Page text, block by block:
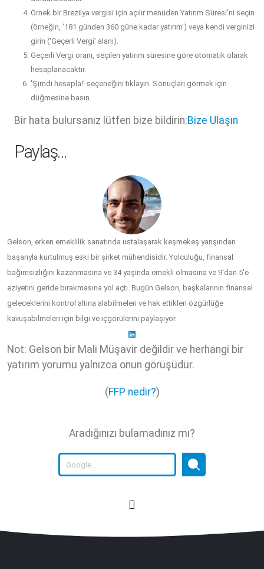
Örnek bir Brezilya vergisi için açılır menüden Yatırım Süresi'ni seçin
(örneğin, '181 günden 360 güne kadar yatırım') veya kendi verginizi
girin ('Geçerli Vergi' alanı).
Geçerli Vergi oranı, seçilen yatırım süresine göre otomatik olarak
hesaplanacaktır.
'Şimdi hesapla!' seçeneğini tıklayın. Sonuçları görmek için
düğmesine basın.
Bir hata bulursanız lütfen bize bildirin:Bize Ulaşın
Paylaş…
Gelson, erken emeklilik sanatında ustalaşarak keşmekeş yarışından
başarıyla kurtulmuş eski bir şirket mühendisidir. Yolculuğu, finansal
bağımsızlığını kazanmasına ve 34 yaşında emekli olmasına ve 9'dan 5'e
eziyetini geride bırakmasına yol açtı. Bugün Gelson, başkalarının finansal
geleceklerini kontrol altına alabilmeleri ve hak ettikleri özgürlüğe
kavuşabilmeleri için bilgi ve içgörülerini paylaşıyor.
Not: Gelson bir Mali Müşavir değildir ve herhangi bir
yatırım yorumu yalnızca onun görüşüdür.
(FFP nedir?)
Aradığınızı bulamadınız mı?